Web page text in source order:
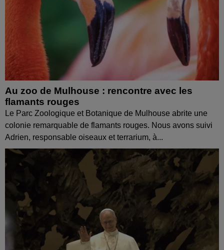
Au zoo de Mulhouse : rencontre avec les
flamants rouges
Le Parc Zoologique et Botanique de Mulhouse abrite une
colonie remarquable de flamants rouges. Nous avons suivi
Adrien, responsable oiseaux et terrarium, à...